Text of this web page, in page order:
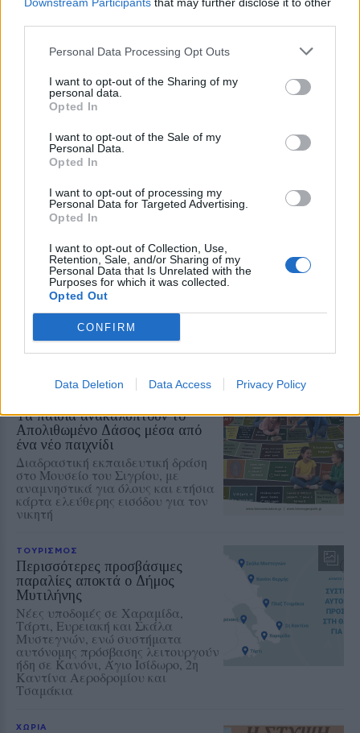
Personal Data Processing Opt Outs
I want to opt-out of the Sharing of my
personal data.
Opted In
I want to opt-out of the Sale of my
Personal Data.
Opted In
I want to opt-out of processing my
Personal Data for Targeted Advertising.
Opted In
I want to opt-out of Collection, Use,
Retention, Sale, and/or Sharing of my
Personal Data that Is Unrelated with the
Purposes for which it was collected.
Opted Out
CONFIRM
Data Deletion Data Access Privacy Policy
ακρίβεια, τη φορολογική
δικαιοσύνη, την παραγωγική
του κοινωνικού κράτους
Μέρα και νύχτα ανοιχτές οι
Αγιάσο
Από το πρωί της Τετάρτης έως τα
μεσάνυχτα του
Προσκυνήματος θα παραμένουν
ανοικτές για τους πιστούς και
ιδιαίτερα για τους οδοιπόρους
ΕΛΛΑΔΑ
Νέο κύμα θυελλωδών ανέμων
θέτει σε επιφυλακή την Πολιτική
Προστασία
Βόρειοι - βορειοανατολικοί άνεμοι
έως 8 μποφόρ και ριπές που τοπικά
μπορεί να φτάσουν τα 9 μποφόρ
Τα παιδιά ανακαλύπτουν το
Απολιθωμένο Δάσος μέσα από
ένα νέο παιχνίδι
Διαδραστική εκπαιδευτική δράση
στο Μουσείο του Σιγρίου, με
αναμνηστικά για όλους και ετήσια
κάρτα ελεύθερης εισόδου για τον
νικητή
ΤΟΥΡΙΣΜΟΣ
Περισσότερες προσβάσιμες
παραλίες αποκτά ο Δήμος
Μυτιλήνης
Νέες υποδομές σε Χαραμίδα,
Τάρτι, Ευρειακή και Σκάλα
Μυστεγνών, ενώ συστήματα
αυτόνομης πρόσβασης λειτουργούν
ήδη σε Κανόνι, Άγιο Ισίδωρο, 2η
Καντίνα Αεροδρομίου και
Τσαμάκια
ΧΩΡΙΑ